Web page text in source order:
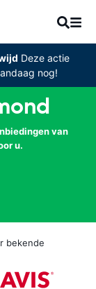
Deze actie
nog!
van
u.
bekende